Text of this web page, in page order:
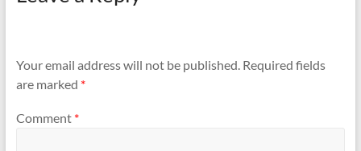
Your email address will not be published. Required fields
are marked *
Comment *